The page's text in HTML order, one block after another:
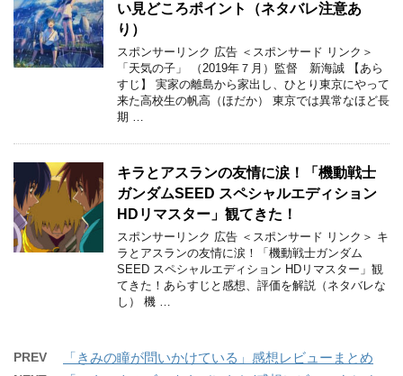
い見どころポイント（ネタバレ注意あ
り）
スポンサーリンク 広告 ＜スポンサード リンク＞
「天気の子」 （2019年７月）監督 新海誠 【あら
すじ】 実家の離島から家出し、ひとり東京にやって
来た高校生の帆高（ほだか） 東京では異常なほど長
期 …
キラとアスランの友情に涙！「機動戦士
ガンダムSEED スペシャルエディション
HDリマスター」観てきた！
スポンサーリンク 広告 ＜スポンサード リンク＞ キ
ラとアスランの友情に涙！「機動戦士ガンダム
SEED スペシャルエディション HDリマスター」観
てきた！あらすじと感想、評価を解説（ネタバレな
し） 機 …
PREV 「きみの瞳が問いかけている」感想レビューまとめ